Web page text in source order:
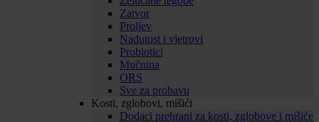
Zatvor
Proljev
Nadutost i vjetrovi
Probiotici
Mučnina
ORS
Sve za probavu
Kosti, zglobovi, mišići
Dodaci prehrani za kosti, zglobove i mišiće